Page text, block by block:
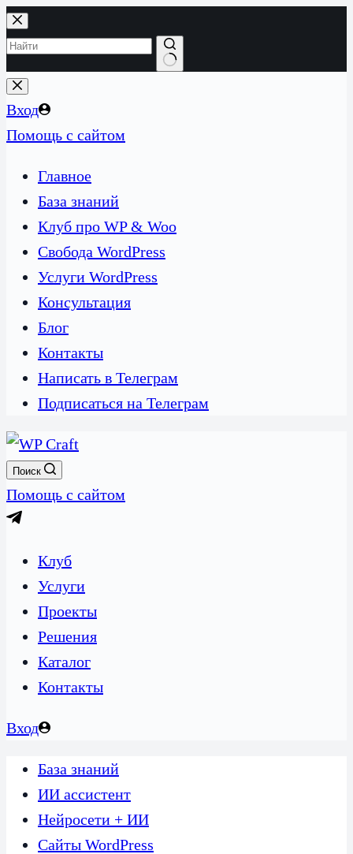
Перейти
к
сути
Ничего
не
найдено
Вход
Помощь с сайтом
Главное
База знаний
Клуб про WP & Woo
Свобода WordPress
Услуги WordPress
Консультация
Блог
Контакты
Написать в Телеграм
Подписаться на Телеграм
Поиск
Помощь с сайтом
Клуб
Услуги
Проекты
Решения
Каталог
Контакты
Вход
База знаний
ИИ ассистент
Нейросети + ИИ
Сайты WordPress